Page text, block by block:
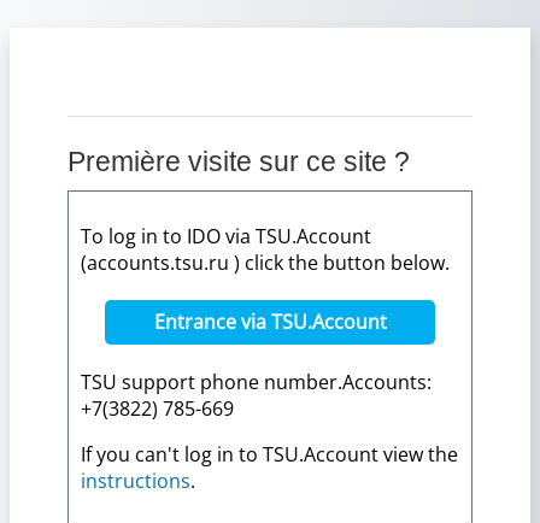
Première visite sur ce site ?
To log in to IDO via TSU.Account
(accounts.tsu.ru ) click the button below.
Entrance via TSU.Account
TSU support phone number.Accounts:
+7(3822) 785-669
If you can't log in to TSU.Account view the
instructions.